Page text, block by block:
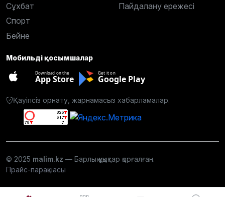
Сұхбат
Спорт
Бейне
Пайдалану ережесі
Мобильді қосымшалар
Download on the
App Store
Get it on
Google Play
Қауіпсіз орнату, жарнамасыз хабарламалар.
© 2025 malim.kz — Барлық құқықтар қорғалған.
Прайс-парақшасы